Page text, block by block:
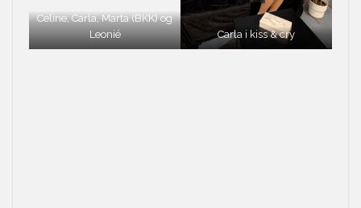
Celine, Carla, Marta (BKK) og
Leonié
Carla i kiss & cry